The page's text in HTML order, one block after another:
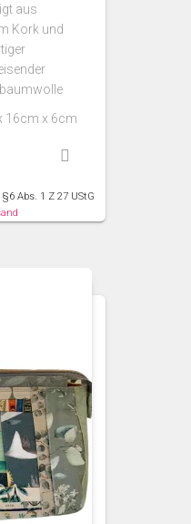
aus
Kork und
16cm x 6cm
Abs. 1 Z 27 UStG